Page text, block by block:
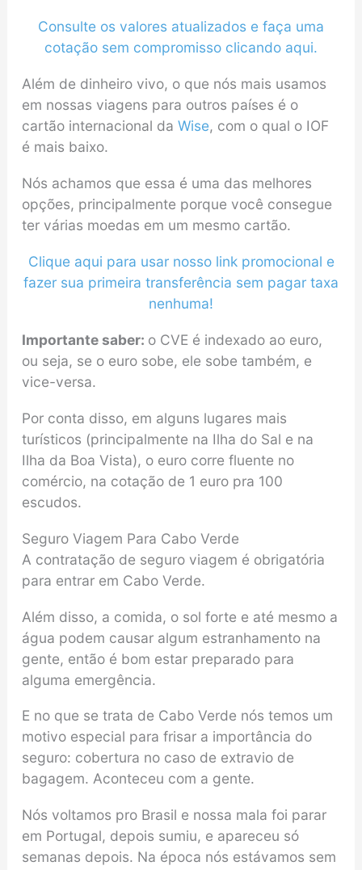
Consulte os valores atualizados e faça uma
cotação sem compromisso clicando aqui.
Além de dinheiro vivo, o que nós mais usamos
em nossas viagens para outros países é o
cartão internacional da Wise, com o qual o IOF
é mais baixo.
Nós achamos que essa é uma das melhores
opções, principalmente porque você consegue
ter várias moedas em um mesmo cartão.
Clique aqui para usar nosso link promocional e
fazer sua primeira transferência sem pagar taxa
nenhuma!
Importante saber: o CVE é indexado ao euro,
ou seja, se o euro sobe, ele sobe também, e
vice-versa.
Por conta disso, em alguns lugares mais
turísticos (principalmente na Ilha do Sal e na
Ilha da Boa Vista), o euro corre fluente no
comércio, na cotação de 1 euro pra 100
escudos.
Seguro Viagem Para Cabo Verde
A contratação de seguro viagem é obrigatória
para entrar em Cabo Verde.
Além disso, a comida, o sol forte e até mesmo a
água podem causar algum estranhamento na
gente, então é bom estar preparado para
alguma emergência.
E no que se trata de Cabo Verde nós temos um
motivo especial para frisar a importância do
seguro: cobertura no caso de extravio de
bagagem. Aconteceu com a gente.
Nós voltamos pro Brasil e nossa mala foi parar
em Portugal, depois sumiu, e apareceu só
semanas depois. Na época nós estávamos sem